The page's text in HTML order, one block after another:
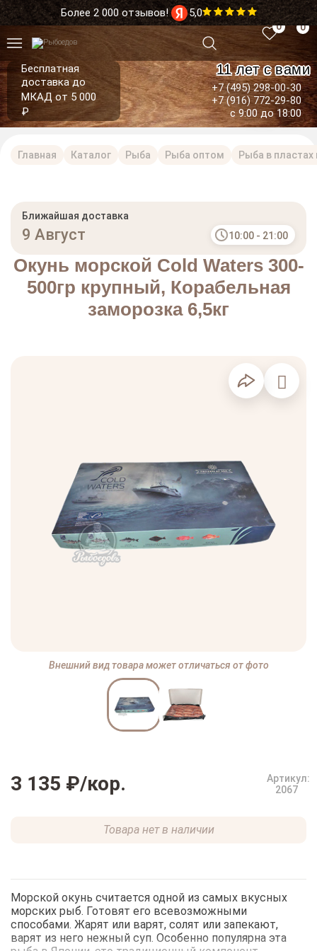
Более 2 000 отзывов! 5,0
Бесплатная
доставка до
МКАД от 5 000
₽
11 лет с вами
+7 (495) 298-00-30
+7 (916) 772-29-80
с 9:00 до 18:00
0 0
Главная Каталог Рыба Рыба оптом Рыба в пластах
Окунь морской Cold Waters 300-
500гр крупный, Корабельная
заморозка 6,5кг
Ближайшая доставка
9 Август 10:00 - 21:00
Внешний вид товара может отличаться от фото
3 135 ₽/кор.
Артикул:
2067
Товара нет в наличии
Морской окунь считается одной из самых вкусных
морских рыб. Готовят его всевозможными
способами. Жарят или варят, солят или запекают,
варят из него нежный суп. Особенно популярна эта